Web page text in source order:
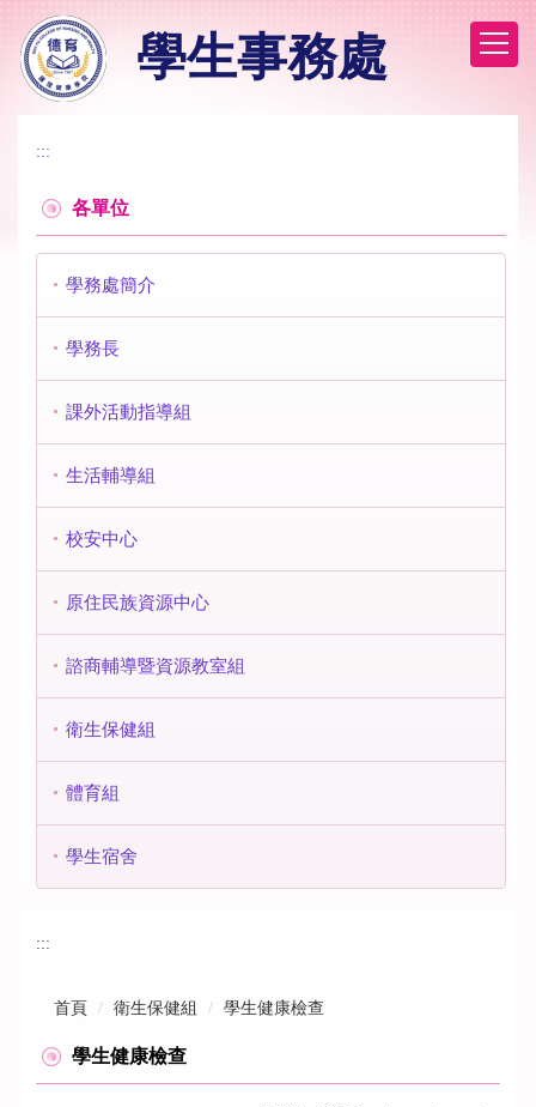
到
主
學生事務處
:::
各單位
學務處簡介
學務長
課外活動指導組
生活輔導組
校安中心
原住民族資源中心
諮商輔導暨資源教室組
衛生保健組
體育組
學生宿舍
:::
首頁 衛生保健組 學生健康檢查
學生健康檢查